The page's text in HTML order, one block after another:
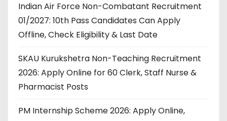
Indian Air Force Non-Combatant Recruitment
01/2027: 10th Pass Candidates Can Apply
Offline, Check Eligibility & Last Date
SKAU Kurukshetra Non-Teaching Recruitment
2026: Apply Online for 60 Clerk, Staff Nurse &
Pharmacist Posts
PM Internship Scheme 2026: Apply Online,